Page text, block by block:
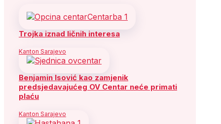
Trojka iznad ličnih interesa
Kanton Sarajevo
Benjamin Isović kao zamjenik
predsjedavajućeg OV Centar neće primati
plaću
Kanton Sarajevo